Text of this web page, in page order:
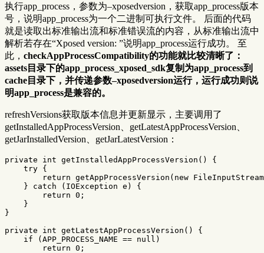
执行app_process，参数为–xposedversion，获取app_process版本
号，说明app_process为一个二进制可执行文件。 后面的代码
就是读取出标准输出流和标准错误流的内容，从标准输出流中
解析若存在“Xposed version: ”说明app_process运行成功。 至
此， checkAppProcessCompatibility的功能就比较清晰了：
assets目录下的app_process_xposed_sdk复制为app_process到
cache目录下，并传递参数–xposedversion运行，运行成功则说
明app_process是兼容的。
refreshVersions获取版本信息并更新显示，主要调用了
getInstalledAppProcessVersion、getLatestAppProcessVersion、
getJarInstalledVersion、getJarLatestVersion：
private int getInstalledAppProcessVersion ()
{
try {
return getAppProcessVersion ( new FileInputStream
}
catch ( IOException e )
{
return 0 ;
}
}
private
int getLatestAppProcessVersion ()
{
if
( APP_PROCESS_NAME == null )
return 0 ;